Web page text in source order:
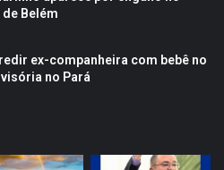
Belém
ex-companheira com bebê no
no Pará